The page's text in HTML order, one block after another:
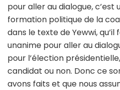
pour aller au dialogue, c’est
formation politique de la
dans le texte de Yewwi,
unanime pour aller au
pour l’élection
candidat ou non. Donc ce
avons faits et que nous